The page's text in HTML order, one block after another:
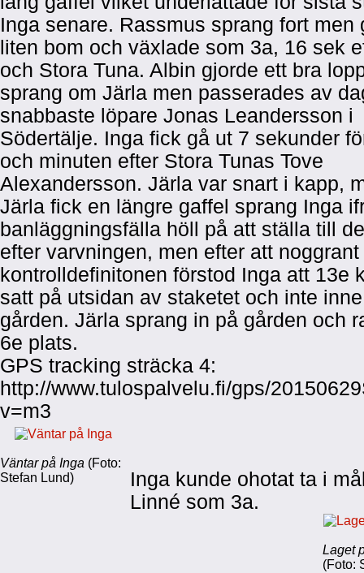
Inga senare. Rassmus sprang fort men
liten bom och växlade som 3a, 16 sek
och Stora Tuna. Albin gjorde ett bra
sprang om Järla men passerades av
snabbaste löpare Jonas Leandersson i
Södertälje. Inga fick gå ut 7 sekunder
och minuten efter Stora Tunas Tove
Alexandersson. Järla var snart i kapp,
Järla fick en längre gaffel sprang Inga
banläggningsfälla höll på att ställa till
efter varvningen, men efter att
kontrolldefinitonen förstod Inga att 13e
satt på utsidan av staketet och inte
gården. Järla sprang in på gården och
6e plats.
GPS tracking sträcka 4:
http://www.tulospalvelu.fi/gps/
v=m3
Väntar på Inga (Foto:
Stefan Lund)
Inga kunde ohotat ta i
Linné som 3a.
Laget
(Foto: